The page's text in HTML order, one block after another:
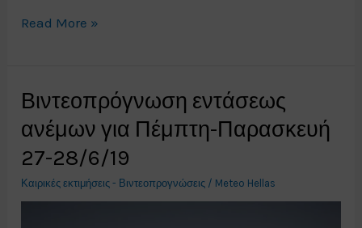
Ραφήνα
Read More »
Βιντεοπρόγνωση εντάσεως
ανέμων για Πέμπτη-Παρασκευή
27-28/6/19
Καιρικές εκτιμήσεις - Βιντεοπρογνώσεις / Meteo Hellas